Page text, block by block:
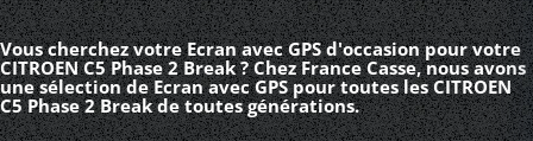
Vous cherchez votre Ecran avec GPS d'occasion pour votre
CITROEN C5 Phase 2 Break ? Chez France Casse, nous avons
une sélection de Ecran avec GPS pour toutes les CITROEN
C5 Phase 2 Break de toutes générations.